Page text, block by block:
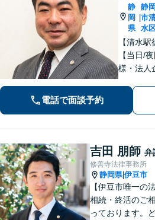
静
岡
県
|
静
市
水
【清水
【当日/
様・法人
不倫慰
件・賃
電話で面談予約
吉田 朋師 弁
修善寺法律事務所
静岡県|伊豆市
【伊豆市唯一の
相続・終活のご
っております。